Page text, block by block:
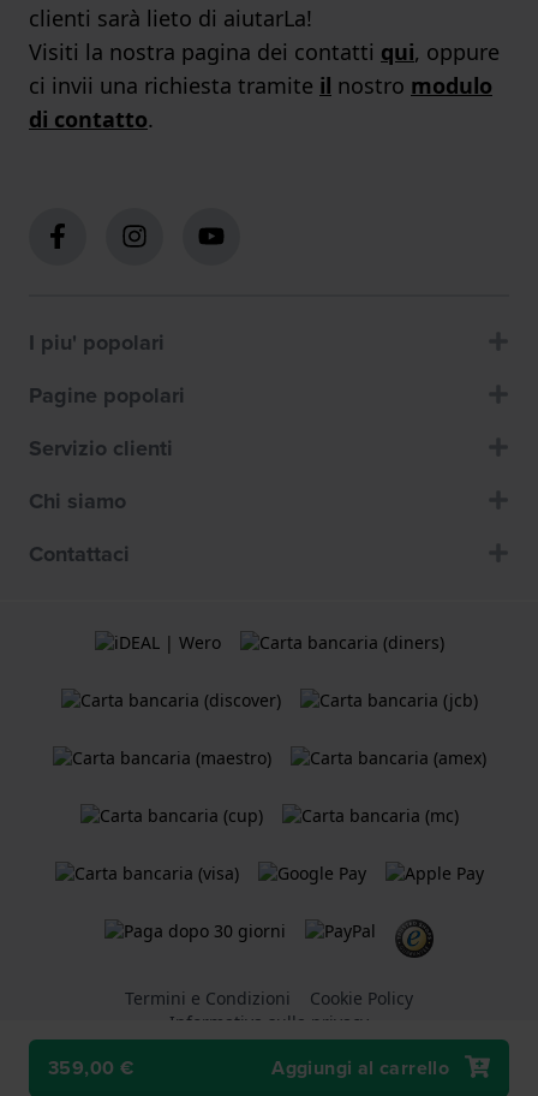
359,00 € Aggiungi al carrello
clienti sarà lieto di aiutarLa!
Visiti la nostra pagina dei contatti qui, oppure
ci invii una richiesta tramite il nostro modulo
di contatto.
I piu' popolari
Pagine popolari
Servizio clienti
Chi siamo
Contattaci
Termini e Condizioni
Cookie Policy
Informativa sulla privacy
Un negozio online di Holland Watch Group B.V.